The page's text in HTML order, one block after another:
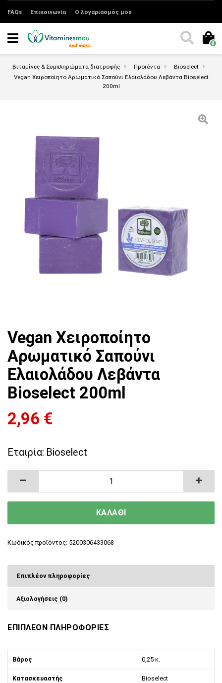
FAQs Επικοινωνία Ο λογαριασμός μου
0
Βιταμίνες & Συμπληρώματα διατροφής Προϊόντα
Bioselect
Vegan Χειροποίητο Αρωματικό Σαπούνι Ελαιολάδου Λεβάντα Bioselect
200ml
Vegan Χειροποίητο
Αρωματικό Σαπούνι
Ελαιολάδου Λεβάντα
Bioselect 200ml
2,96 €
Εταιρία: Bioselect
Vegan Χειροποίητο Αρωματικό Σαπούνι
ΚΑΛΑΘΙ
Κωδικός προϊόντος: 5200306433068
Επιπλέον πληροφορίες
Αξιολογήσεις (0)
ΕΠΙΠΛΕΟΝ ΠΛΗΡΟΦΟΡΙΕΣ
Βάρος 0,25 κ.
Κατασκευαστής Bioselect